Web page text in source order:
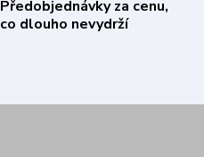
Předobjednávky za cenu,
co dlouho nevydrží